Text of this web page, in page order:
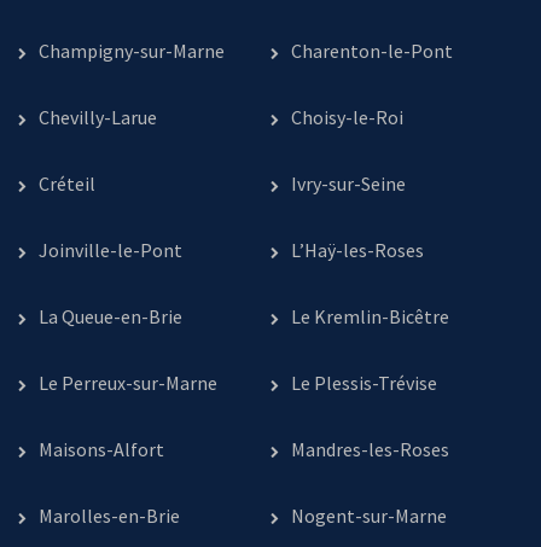
Champigny-sur-Marne Charenton-le-Pont
Chevilly-Larue Choisy-le-Roi
Créteil Ivry-sur-Seine
Joinville-le-Pont L’Haÿ-les-Roses
La Queue-en-Brie Le Kremlin-Bicêtre
Le Perreux-sur-Marne Le Plessis-Trévise
Maisons-Alfort Mandres-les-Roses
Marolles-en-Brie Nogent-sur-Marne